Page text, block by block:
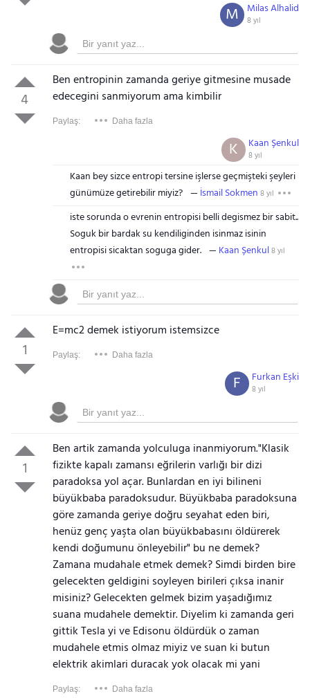
Milas Alhalid
8 yıl
M
4
Ben entropinin zamanda geriye gitmesine musade
edecegini sanmiyorum ama kimbilir
Paylaş: Daha fazla
Kaan Şenkul
8 yıl
K
Kaan bey sizce entropi tersine işlerse geçmişteki şeyleri
günümüze getirebilir miyiz?
İsmail Sokmen 8 yıl
iste sorunda o evrenin entropisi belli degismez bir sabit..
Soguk bir bardak su kendiliginden isinmaz isinin
entropisi sicaktan soguga gider.
Kaan Şenkul8 yıl
1
E=mc2 demek istiyorum istemsizce
Paylaş: Daha fazla
Furkan Eşki
8 yıl
F
1
Ben artik zamanda yolculuga inanmiyorum."Klasik
fizikte kapalı zamansı eğrilerin varlığı bir dizi
paradoksa yol açar. Bunlardan en iyi bilineni
büyükbaba paradoksudur. Büyükbaba paradoksuna
göre zamanda geriye doğru seyahat eden biri,
henüz genç yaşta olan büyükbabasını öldürerek
kendi doğumunu önleyebilir" bu ne demek?
Zamana mudahale etmek demek? Simdi birden bire
gelecekten geldigini soyleyen birileri çıksa inanir
misiniz? Gelecekten gelmek bizim yaşadığımız
suana mudahele demektir. Diyelim ki zamanda geri
gittik Tesla yi ve Edisonu öldürdük o zaman
mudahele etmis olmaz miyiz ve suan ki butun
elektrik akimlari duracak yok olacak mi yani
Paylaş: Daha fazla